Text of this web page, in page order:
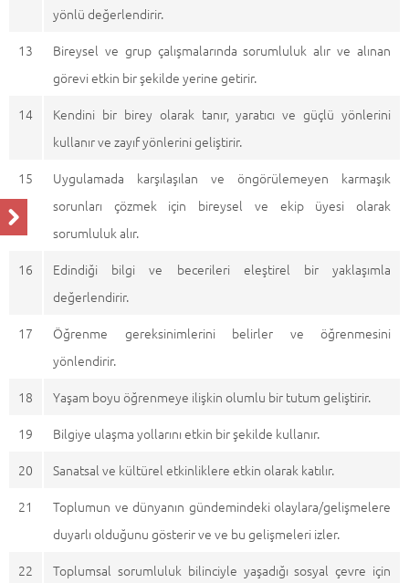
yönlü değerlendirir.
13
Bireysel ve grup çalışmalarında sorumluluk alır ve alınan
görevi etkin bir şekilde yerine getirir.
14
Kendini bir birey olarak tanır, yaratıcı ve güçlü yönlerini
kullanır ve zayıf yönlerini geliştirir.
15
Uygulamada karşılaşılan ve öngörülemeyen karmaşık
sorunları çözmek için bireysel ve ekip üyesi olarak
sorumluluk alır.
16
Edindiği bilgi ve becerileri eleştirel bir yaklaşımla
değerlendirir.
17
Öğrenme gereksinimlerini belirler ve öğrenmesini
yönlendirir.
18
Yaşam boyu öğrenmeye ilişkin olumlu bir tutum geliştirir.
19
Bilgiye ulaşma yollarını etkin bir şekilde kullanır.
20
Sanatsal ve kültürel etkinliklere etkin olarak katılır.
21
Toplumun ve dünyanın gündemindeki olaylara/gelişmelere
duyarlı olduğunu gösterir ve ve bu gelişmeleri izler.
22
Toplumsal sorumluluk bilinciyle yaşadığı sosyal çevre için